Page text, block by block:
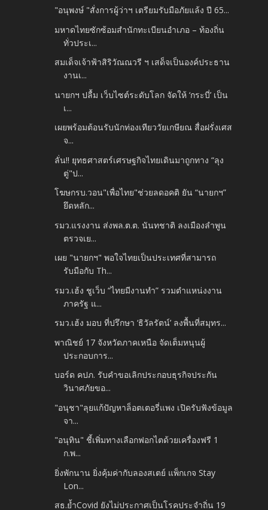
"อนุพงษ์ "สั่งการผู้ว่าฯ เตรียมรับมือภัยแล้ง ปี 65...
มหาดไทยซักซ้อมสำนักทะเบียนอำเภอ – ท้องถิ่น
ทั่วประเ...
สมเด็จเจ้าฟ้าสิริวัณณวรี ฯ เสด็จเป็นองค์ประธาน
งานเ...
นายกฯ ปลื้ม เว็บไซต์ระดับโลก จัดให้ ‘กระบี่’ เป็น
เ...
เผยพร้อมต้อนรับนักท่องเทียววัยเกษียณ สื่อฝรั่งเศส
จ...
ลั่น!! ยุทธศาสตร์เศรษฐกิจไทยเดินมาถูกทาง “ลุง
ตู่"ป...
โฆษกรบ.วอน"เพื่อไทย"ช่วยลดอคติ ยัน “นายกฯ”
ยึดหลัก...
รมว.แรงงาน ส่งพล.ต.ต. นันทชาติ ลงเมืองลำพูน
ตรวจเย...
เผย "นายกฯ" พอใจไทยเป็นประเทศที่สามารถ
รับมือกับ Th...
รมว.เฮ้ง ชูเว็บ “ไทยมีงานทำ” รวมตำแหน่งงาน
ภาครัฐ แ...
รมว.เฮ้ง มอบ ที่ปรึกษา ‘ธิวัลรัตน์’ ลงพื้นที่สมุทร...
พาณิชย์ 17 จังหวัดภาคเหนือ จัดเต็มหนุนผู้
ประกอบการ...
บอร์ด คปภ. รับคำขอเลิกประกอบธุรกิจประกัน
วินาศภัยขอ...
"อนุชา"ลุยแก้ปัญหาล็อตเตอรี่แพง เปิดรับฟังข้อมูล
จา...
"อนุทิน" ชี้เพิ่มทางเลือกฟอกไตด้วยเครื่องฟรี 1
ก.พ...
ยิ่งพักนาน ยิ่งคุ้มค่ากับลองสเตย์ แพ็กเกจ Stay
Lon...
สธ.ย้ำCovid ยังไม่ประกาศเป็นโรคประจำถิ่น 19